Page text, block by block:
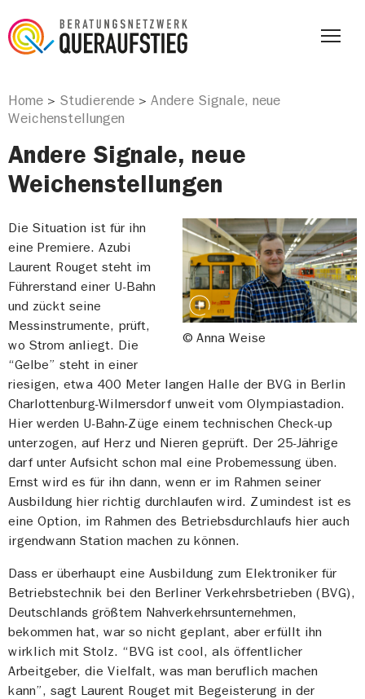
Home > Studierende > Andere Signale, neue
Weichenstellungen
Andere Signale, neue
Weichenstellungen
© Anna Weise
Die Situation ist für ihn
eine Premiere. Azubi
Laurent Rouget steht im
Führerstand einer U-Bahn
und zückt seine
Messinstrumente, prüft,
wo Strom anliegt. Die
“Gelbe” steht in einer
riesigen, etwa 400 Meter langen Halle der BVG in Berlin
Charlottenburg-Wilmersdorf unweit vom Olympiastadion.
Hier werden U-Bahn-Züge einem technischen Check-up
unterzogen, auf Herz und Nieren geprüft. Der 25-Jährige
darf unter Aufsicht schon mal eine Probemessung üben.
Ernst wird es für ihn dann, wenn er im Rahmen seiner
Ausbildung hier richtig durchlaufen wird. Zumindest ist es
eine Option, im Rahmen des Betriebsdurchlaufs hier auch
irgendwann Station machen zu können.
Dass er überhaupt eine Ausbildung zum Elektroniker für
Betriebstechnik bei den Berliner Verkehrsbetrieben (BVG),
Deutschlands größtem Nahverkehrsunternehmen,
bekommen hat, war so nicht geplant, aber erfüllt ihn
wirklich mit Stolz. “BVG ist cool, als öffentlicher
Arbeitgeber, die Vielfalt, was man beruflich machen
kann”, sagt Laurent Rouget mit Begeisterung in der